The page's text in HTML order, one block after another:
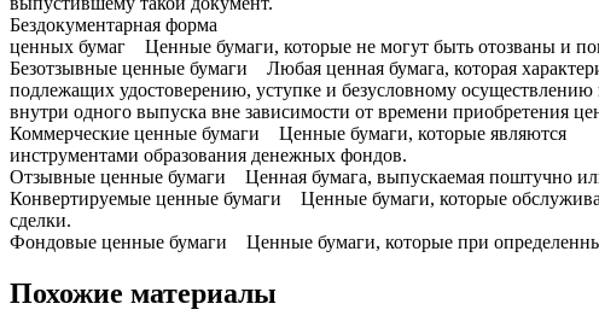
Бездокументарная форма
ценных бумаг Ценные бумаги, которые не могут быть отозваны и
Безотзывные ценные бумаги Любая ценная бумага, которая
подлежащих удостоверению, уступке и безусловному
внутри одного выпуска вне зависимости от времени приобретения
Коммерческие ценные бумаги Ценные бумаги, которые являются
инструментами образования денежных фондов.
Отзывные ценные бумаги Ценная бумага, выпускаемая поштучно
Конвертируемые ценные бумаги Ценные бумаги, которые
сделки.
Фондовые ценные бумаги Ценные бумаги, которые при
Похожие материалы